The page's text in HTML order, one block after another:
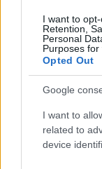
I want to
Retention,
Personal
Purposes for
Opted Out
Google
I want to
related to
device
Perché l’Italia
Roberto Capelli · 8